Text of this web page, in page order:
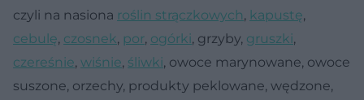
czyli na nasiona roślin strączkowych, kapustę,
cebulę, czosnek, por, ogórki, grzyby, gruszki,
czereśnie, wiśnie, śliwki, owoce marynowane, owoce
suszone, orzechy, produkty peklowane, wędzone,